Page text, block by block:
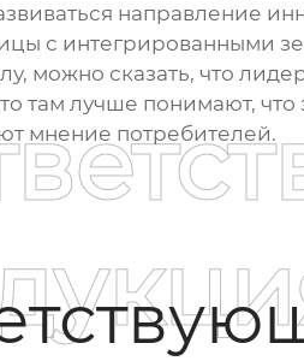
направление
с интегрированными
можно сказать, что
там лучше понимают, что
мнение потребителей.